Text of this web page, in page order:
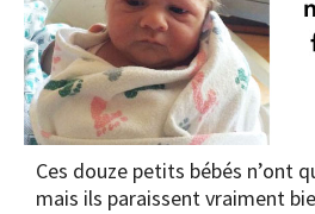
Ces douze petits bébés n’ont
mais ils paraissent vraiment